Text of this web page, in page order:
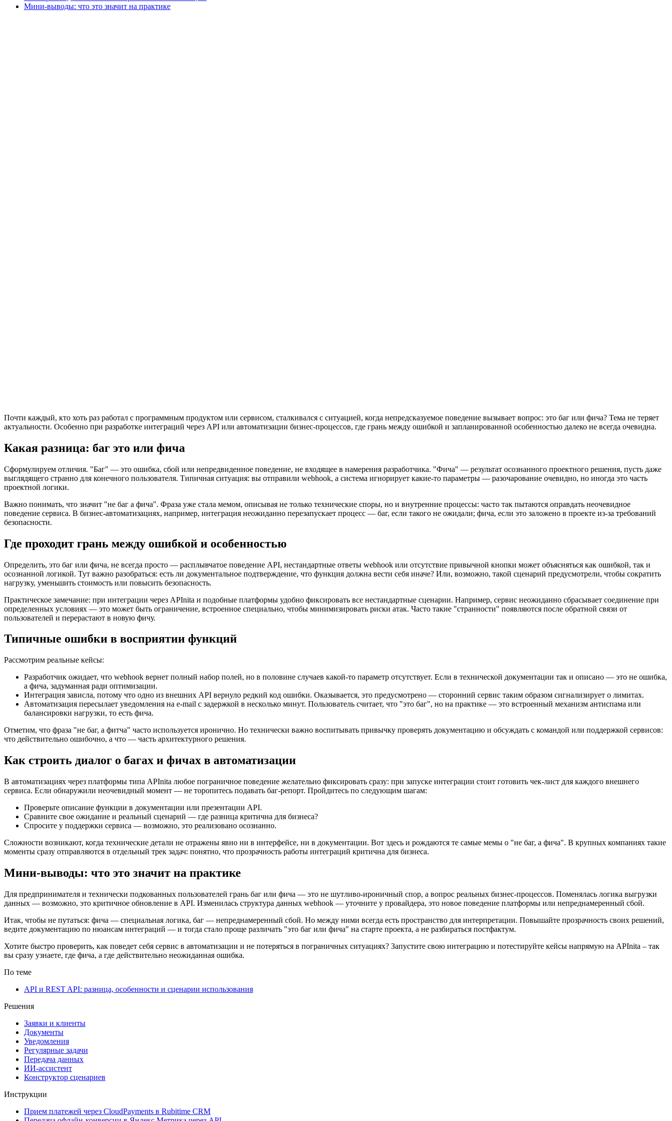
Мини-выводы: что это значит на практике
Почти каждый, кто хоть раз работал с программным продуктом или сервисом, сталкивался с ситуацией, когда непредсказуемое поведение вызывает вопрос: это баг или фича? Тема не теряет
актуальности. Особенно при разработке интеграций через API или автоматизации бизнес-процессов, где грань между ошибкой и запланированной особенностью далеко не всегда очевидна.
Какая разница: баг это или фича
Сформулируем отличия. "Баг" — это ошибка, сбой или непредвиденное поведение, не входящее в намерения разработчика. "Фича" — результат осознанного проектного решения, пусть даже
выглядящего странно для конечного пользователя. Типичная ситуация: вы отправили webhook, а система игнорирует какие-то параметры — разочарование очевидно, но иногда это часть
проектной логики.
Важно понимать, что значит "не баг а фича". Фраза уже стала мемом, описывая не только технические споры, но и внутренние процессы: часто так пытаются оправдать неочевидное
поведение сервиса. В бизнес-автоматизациях, например, интеграция неожиданно перезапускает процесс — баг, если такого не ожидали; фича, если это заложено в проекте из-за требований
безопасности.
Где проходит грань между ошибкой и особенностью
Определить, это баг или фича, не всегда просто — расплывчатое поведение API, нестандартные ответы webhook или отсутствие привычной кнопки может объясняться как ошибкой, так и
осознанной логикой. Тут важно разобраться: есть ли документальное подтверждение, что функция должна вести себя иначе? Или, возможно, такой сценарий предусмотрели, чтобы сократить
нагрузку, уменьшить стоимость или повысить безопасность.
Практическое замечание: при интеграции через APInita и подобные платформы удобно фиксировать все нестандартные сценарии. Например, сервис неожиданно сбрасывает соединение при
определенных условиях — это может быть ограничение, встроенное специально, чтобы минимизировать риски атак. Часто такие "странности" появляются после обратной связи от
пользователей и перерастают в новую фичу.
Типичные ошибки в восприятии функций
Рассмотрим реальные кейсы:
Разработчик ожидает, что webhook вернет полный набор полей, но в половине случаев какой-то параметр отсутствует. Если в технической документации так и описано — это не ошибка,
а фича, задуманная ради оптимизации.
Интеграция зависла, потому что одно из внешних API вернуло редкий код ошибки. Оказывается, это предусмотрено — сторонний сервис таким образом сигнализирует о лимитах.
Автоматизация пересылает уведомления на e-mail с задержкой в несколько минут. Пользователь считает, что "это баг", но на практике — это встроенный механизм антиспама или
балансировки нагрузки, то есть фича.
Отметим, что фраза "не баг, а фитча" часто используется иронично. Но технически важно воспитывать привычку проверять документацию и обсуждать с командой или поддержкой сервисов:
что действительно ошибочно, а что — часть архитектурного решения.
Как строить диалог о багах и фичах в автоматизации
В автоматизациях через платформы типа APInita любое пограничное поведение желательно фиксировать сразу: при запуске интеграции стоит готовить чек-лист для каждого внешнего
сервиса. Если обнаружили неочевидный момент — не торопитесь подавать баг-репорт. Пройдитесь по следующим шагам:
Проверьте описание функции в документации или презентации API.
Сравните свое ожидание и реальный сценарий — где разница критична для бизнеса?
Спросите у поддержки сервиса — возможно, это реализовано осознанно.
Сложности возникают, когда технические детали не отражены явно ни в интерфейсе, ни в документации. Вот здесь и рождаются те самые мемы о "не баг, а фича". В крупных компаниях такие
моменты сразу отправляются в отдельный трек задач: понятно, что прозрачность работы интеграций критична для бизнеса.
Мини-выводы: что это значит на практике
Для предпринимателя и технически подкованных пользователей грань баг или фича — это не шутливо-ироничный спор, а вопрос реальных бизнес-процессов. Поменялась логика выгрузки
данных — возможно, это критичное обновление в API. Изменилась структура данных webhook — уточните у провайдера, это новое поведение платформы или непреднамеренный сбой.
Итак, чтобы не путаться: фича — специальная логика, баг — непреднамеренный сбой. Но между ними всегда есть пространство для интерпретации. Повышайте прозрачность своих решений,
ведите документацию по нюансам интеграций — и тогда стало проще различать "это баг или фича" на старте проекта, а не разбираться постфактум.
Хотите быстро проверить, как поведет себя сервис в автоматизации и не потеряться в пограничных ситуациях? Запустите свою интеграцию и потестируйте кейсы напрямую на APInita – так
вы сразу узнаете, где фича, а где действительно неожиданная ошибка.
По теме
API и REST API: разница, особенности и сценарии использования
Решения
Заявки и клиенты
Документы
Уведомления
Регулярные задачи
Передача данных
ИИ-ассистент
Конструктор сценариев
Инструкции
Прием платежей через CloudPayments в Rubitime CRM